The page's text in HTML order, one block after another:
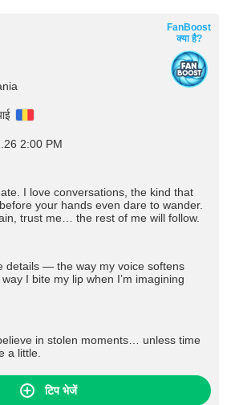
2:00 PM
FanBoost
क्या है?
I love conversations, the kind that
your hands even dare to wander.
trust me… the rest of me will follow.
details — the way my voice softens
I bite my lip when I’m imagining
in stolen moments… unless time
a little.
टिप भेजें